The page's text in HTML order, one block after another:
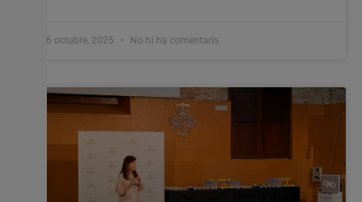
16 octubre, 2025 No hi ha comentaris